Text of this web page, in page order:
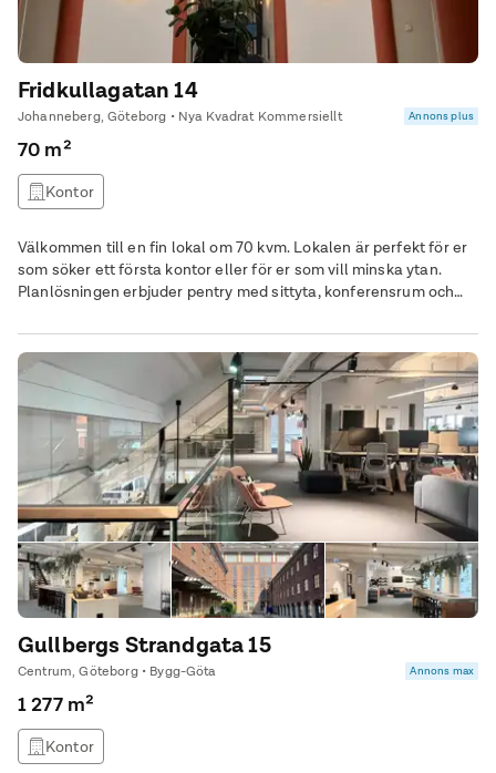
Fridkullagatan 14
Johanneberg, Göteborg • Nya Kvadrat Kommersiellt Annons plus
70 m²
Kontor
Välkommen till en fin lokal om 70 kvm. Lokalen är perfekt för er
som söker ett första kontor eller för er som vill minska ytan.
Planlösningen erbjuder pentry med sittyta, konferensrum och
WC och ytskikt är renoverade i nyskick samt ny installerad
ventilation med kyla. Inflyttning kan ske från 1a okt. Till lokalen
har man även tillgång till en fantastik takterass. Kontakta oss
för frågor och visning!
Gullbergs Strandgata 15
Centrum, Göteborg • Bygg-Göta Annons max
1 277 m²
Kontor